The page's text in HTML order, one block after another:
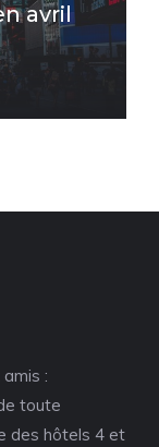
avril
:
toute
des hôtels 4 et